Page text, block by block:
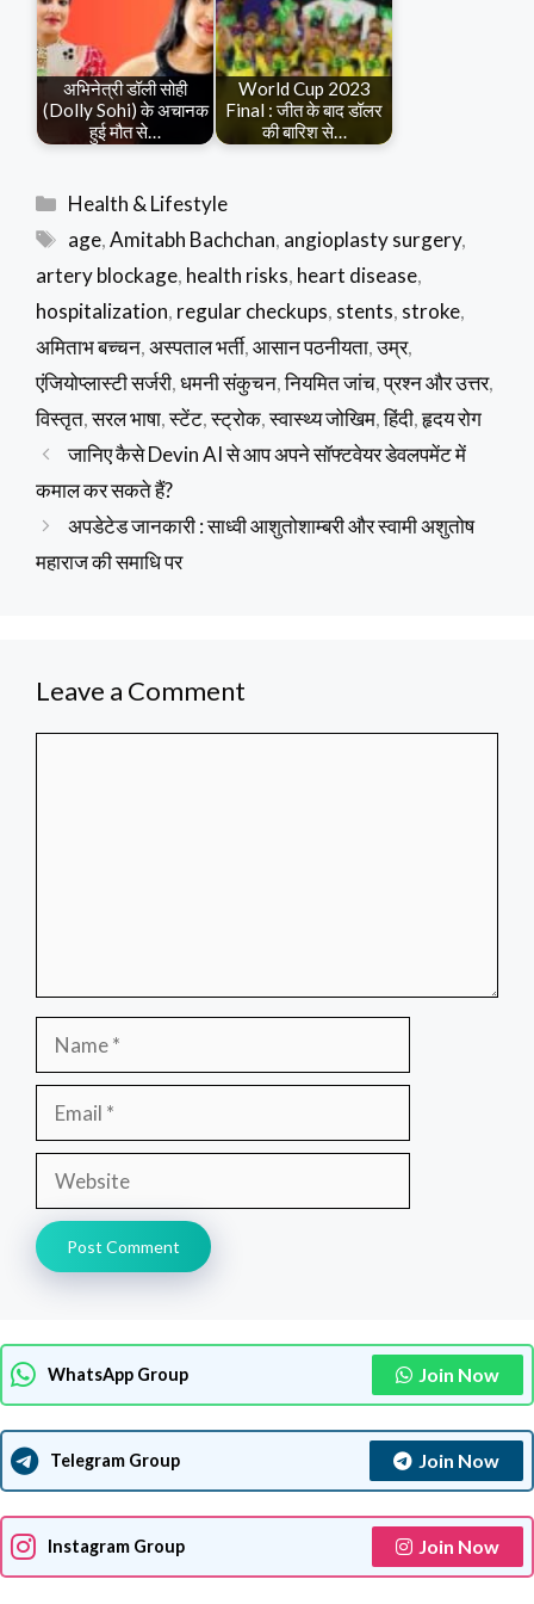
अभिनेत्री डॉली सोही
(Dolly Sohi) के अचानक
हुई मौत से…
World Cup 2023
Final : जीत के बाद डॉलर
की बारिश से…
Categories
Health & Lifestyle
Tags
age,Amitabh Bachchan, angioplasty surgery,
artery blockage, health risks, heart disease,
hospitalization, regular checkups, stents, stroke,
अमिताभ बच्चन,अस्पताल भर्ती,आसान पठनीयता,उम्र,
एंजियोप्लास्टी सर्जरी,धमनी संकुचन,नियमित जांच,प्रश्न और उत्तर,
विस्तृत,सरल भाषा,स्टेंट,स्ट्रोक,स्वास्थ्य जोखिम,हिंदी,हृदय रोग
जानिए कैसे Devin AI से आप अपने सॉफ्टवेयर डेवलपमेंट में
कमाल कर सकते हैं?
अपडेटेड जानकारी : साध्वी आशुतोशाम्बरी और स्वामी अशुतोष
महाराज की समाधि पर
Leave a Comment
WhatsApp Group Join Now
Telegram Group Join Now
Instagram Group Join Now